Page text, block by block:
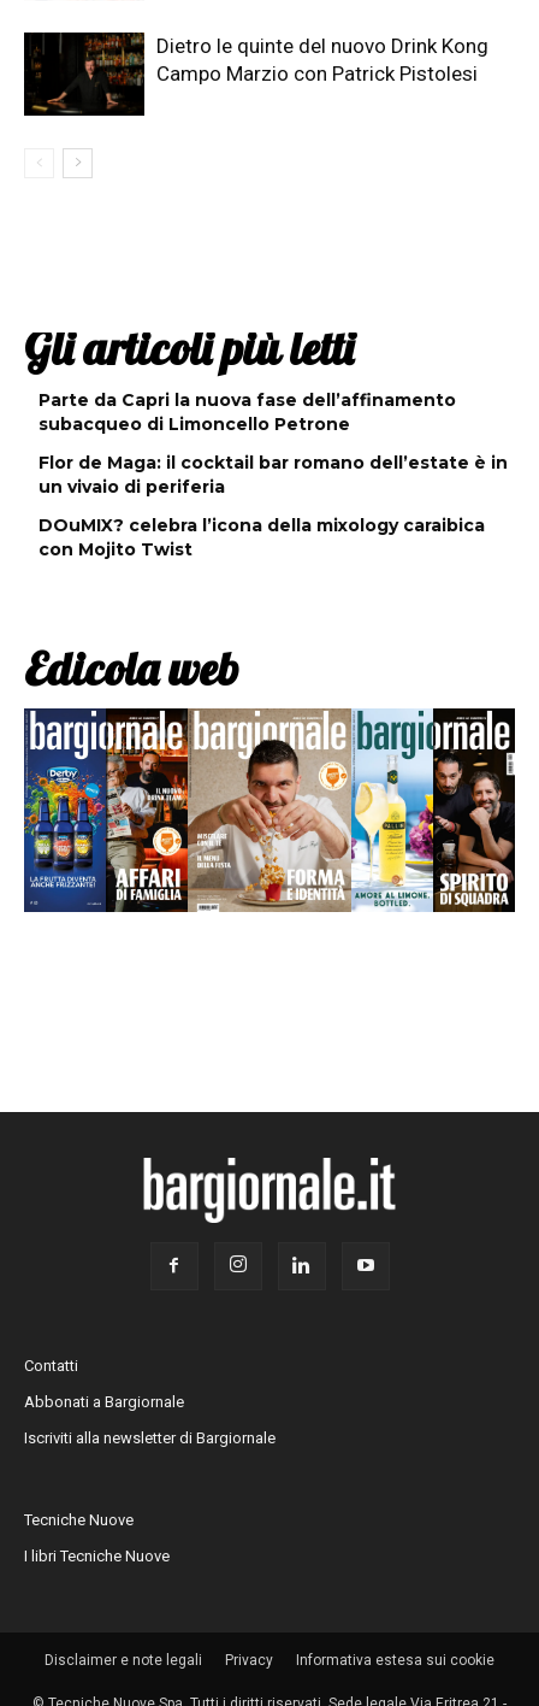
Dietro le quinte del nuovo Drink Kong
Campo Marzio con Patrick Pistolesi
Gli articoli più letti
Parte da Capri la nuova fase dell’affinamento
subacqueo di Limoncello Petrone
Flor de Maga: il cocktail bar romano dell’estate è in
un vivaio di periferia
DOuMIX? celebra l’icona della mixology caraibica
con Mojito Twist
Edicola web
Contatti
Abbonati a Bargiornale
Iscriviti alla newsletter di Bargiornale
Tecniche Nuove
I libri Tecniche Nuove
Disclaimer e note legali Privacy Informativa estesa sui cookie